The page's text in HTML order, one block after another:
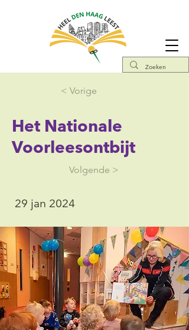
< Vorige
Het Nationale
Voorleesontbijt
Volgende >
29 jan 2024